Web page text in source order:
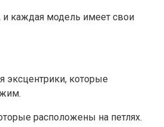
и каждая модель имеет свои
эксцентрики, которые
расположены на петлях.